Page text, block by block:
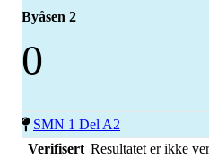
Byåsen 2
0
SMN 1 Del A2
Verifisert Resultatet er ikke